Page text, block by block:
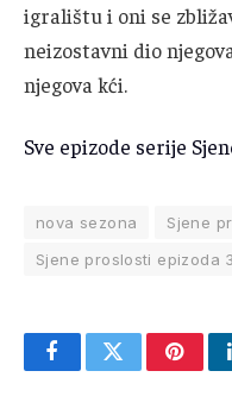
igralištu i oni se
neizostavni dio
njegova kći.
Sve epizode serije
nova sezona
Sjene
Sjene proslosti epizoda
FacebookTwitter